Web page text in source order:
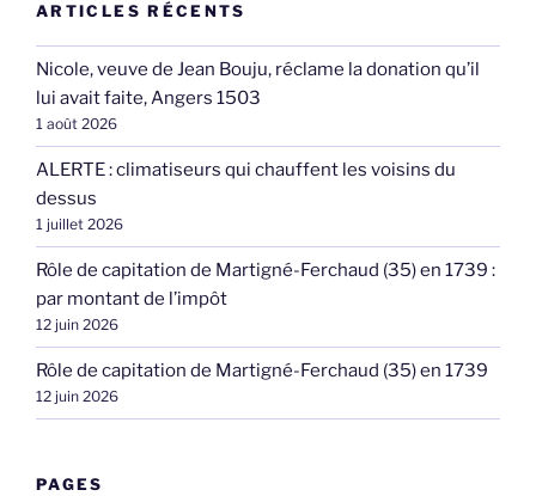
ARTICLES RÉCENTS
Nicole, veuve de Jean Bouju, réclame la donation qu’il
lui avait faite, Angers 1503
1 août 2026
ALERTE : climatiseurs qui chauffent les voisins du
dessus
1 juillet 2026
Rôle de capitation de Martigné-Ferchaud (35) en 1739 :
par montant de l’impôt
12 juin 2026
Rôle de capitation de Martigné-Ferchaud (35) en 1739
12 juin 2026
PAGES